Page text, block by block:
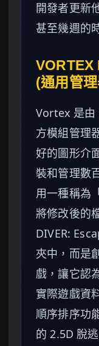
開發者更新
甚至幾週的
VORTEX
(通用管
Vortex 是由
方模組管理
好的圖形介
裝和管理數
用一種稱為
將修改後的
DIVER:
夾中，而是
戲，讓它認
實際遊戲資
順序排序功
的 2.5D 脫